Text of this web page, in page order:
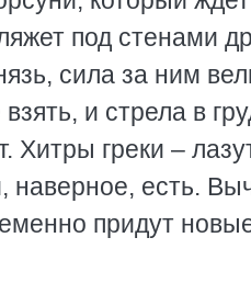
под стенами
сила за ним
и стрела в
Хитры греки –
наверное, есть.
придут